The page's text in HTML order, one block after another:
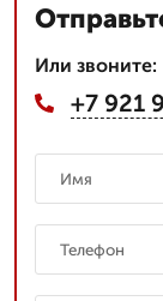
Или звоните:
+7 921